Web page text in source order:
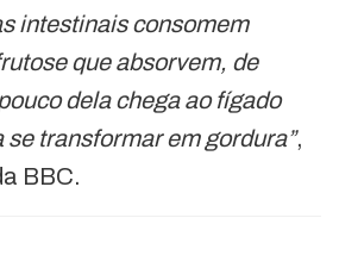
intestinais consomem
que absorvem, de
dela chega ao fígado
se transformar em gordura”,
BBC.